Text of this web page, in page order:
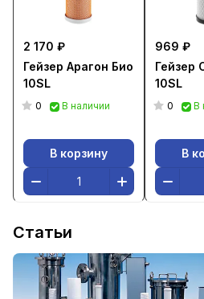
2 170 ₽
Гейзер Арагон Био
10SL
0 В наличии
В корзину
969 ₽
Гейзер
10SL
0 В
В
Статьи